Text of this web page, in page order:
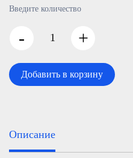
Введите количество
- +
Добавить в корзину
Описание